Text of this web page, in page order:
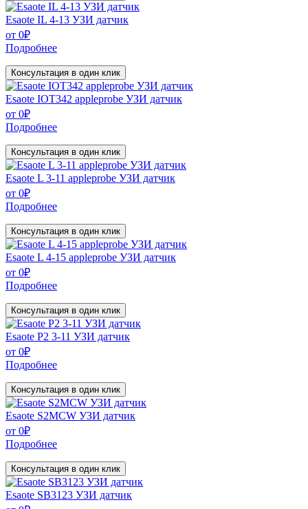
Esaote IL 4-13 УЗИ датчик
от 0₽
Подробнее
Консультация в один клик
Esaote IOT342 appleprobe УЗИ датчик
от 0₽
Подробнее
Консультация в один клик
Esaote L 3-11 appleprobe УЗИ датчик
от 0₽
Подробнее
Консультация в один клик
Esaote L 4-15 appleprobe УЗИ датчик
от 0₽
Подробнее
Консультация в один клик
Esaote P2 3-11 УЗИ датчик
от 0₽
Подробнее
Консультация в один клик
Esaote S2MCW УЗИ датчик
от 0₽
Подробнее
Консультация в один клик
Esaote SB3123 УЗИ датчик